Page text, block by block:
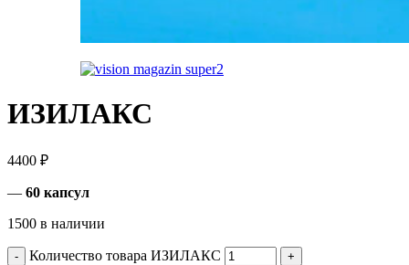
ИЗИЛАКС
4400 ₽
— 60 капсул
1500 в наличии
Количество товара ИЗИЛАКС